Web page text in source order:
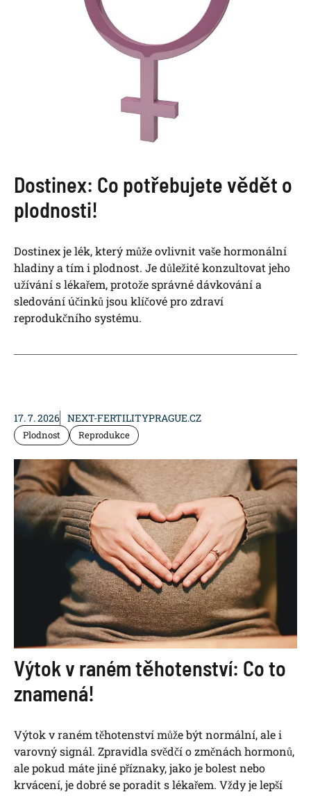
Dostinex: Co potřebujete vědět o
plodnosti!
Dostinex je lék, který může ovlivnit vaše hormonální
hladiny a tím i plodnost. Je důležité konzultovat jeho
užívání s lékařem, protože správné dávkování a
sledování účinků jsou klíčové pro zdraví
reprodukčního systému.
17. 7. 2026 NEXT-FERTILITYPRAGUE.CZ
Plodnost Reprodukce
Výtok v raném těhotenství: Co to
znamená!
Výtok v raném těhotenství může být normální, ale i
varovný signál. Zpravidla svědčí o změnách hormonů,
ale pokud máte jiné příznaky, jako je bolest nebo
krvácení, je dobré se poradit s lékařem. Vždy je lepší